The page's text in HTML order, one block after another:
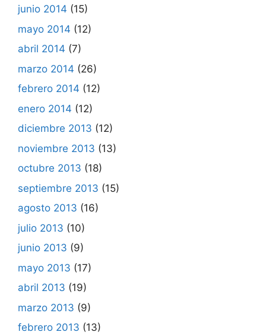
junio 2014 (15)
mayo 2014 (12)
abril 2014 (7)
marzo 2014 (26)
febrero 2014 (12)
enero 2014 (12)
diciembre 2013 (12)
noviembre 2013 (13)
octubre 2013 (18)
septiembre 2013 (15)
agosto 2013 (16)
julio 2013 (10)
junio 2013 (9)
mayo 2013 (17)
abril 2013 (19)
marzo 2013 (9)
febrero 2013 (13)